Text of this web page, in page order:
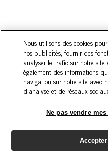
Nous utilisons des cookies
nos publicités, fournir des
analyser le trafic sur notre site
également des informations
navigation sur notre site avec
d'analyse et de réseaux
Ne pas vendre